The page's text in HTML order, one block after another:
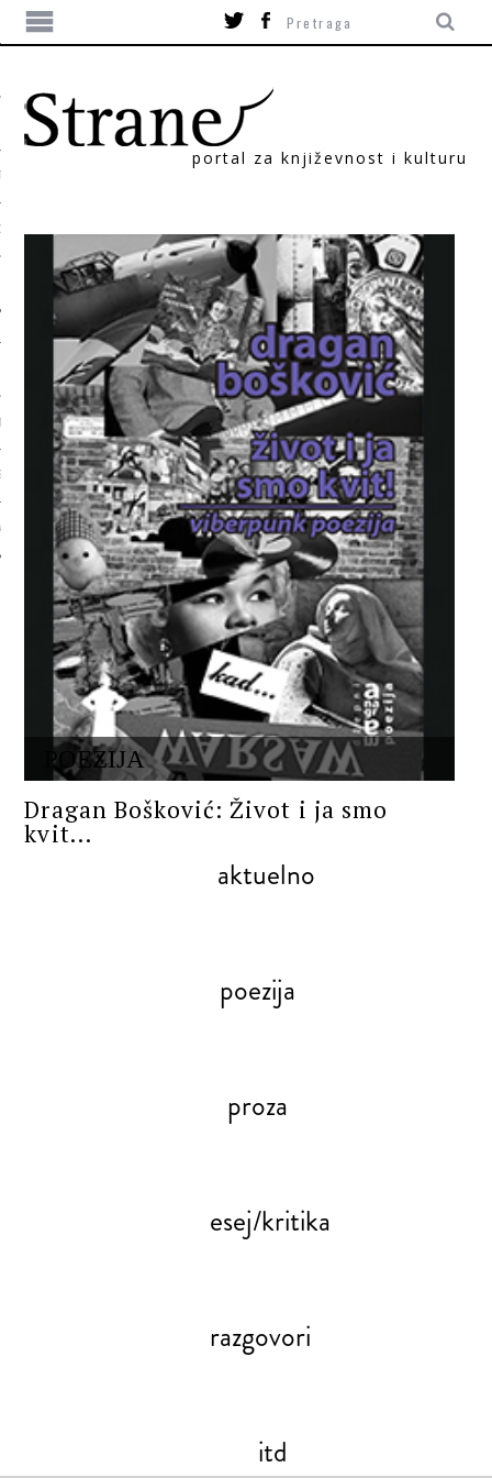
portal za književnost i kulturu
POEZIJA
Dragan Bošković: Život i ja smo
kvit...
aktuelno
poezija
proza
esej/kritika
razgovori
itd